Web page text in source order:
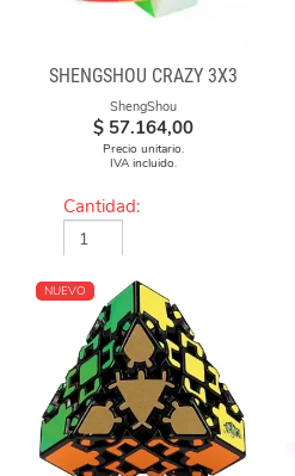
SHENGSHOU CRAZY 3X3
ShengShou
$ 57.164,00
Precio unitario.
IVA incluido.
Cantidad:
Agregar
NUEVO